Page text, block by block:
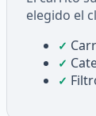
elegido el
✓
✓
✓